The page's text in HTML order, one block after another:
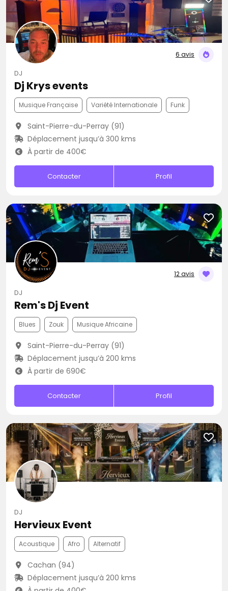
6 avis
DJ
Dj Krys events
Musique Française Variété Internationale Funk
Saint-Pierre-du-Perray (91)
Déplacement jusqu’à 300 kms
À partir de 400€
Contacter Profil
12 avis
DJ
Rem's Dj Event
Blues Zouk Musique Africaine
Saint-Pierre-du-Perray (91)
Déplacement jusqu’à 200 kms
À partir de 690€
Contacter Profil
DJ
Hervieux Event
Acoustique Afro Alternatif
Cachan (94)
Déplacement jusqu’à 200 kms